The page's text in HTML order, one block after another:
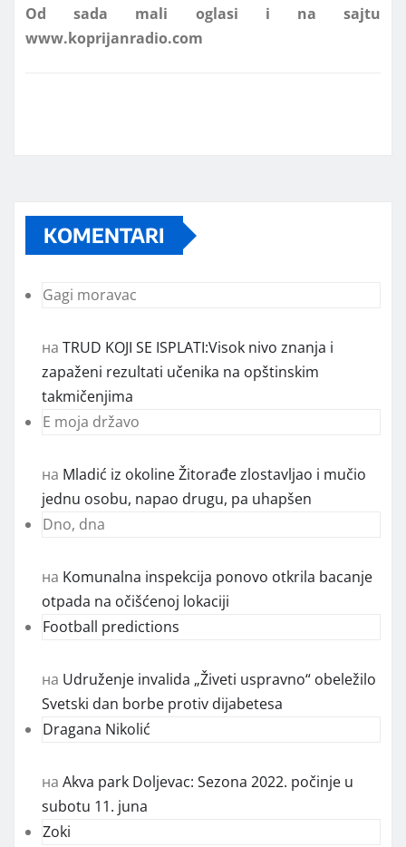
KOMENTARI
Gagi moravac
на TRUD KOJI SE ISPLATI:Visok nivo znanja i
zapaženi rezultati učenika na opštinskim
takmičenjima
E moja državo
на Mladić iz okoline Žitorađe zlostavljao i mučio
jednu osobu, napao drugu, pa uhapšen
Dno, dna
на Komunalna inspekcija ponovo otkrila bacanje
otpada na očišćenoj lokaciji
Football predictions
на Udruženje invalida „Živeti uspravno“ obeležilo
Svetski dan borbe protiv dijabetesa
Dragana Nikolić
на Akva park Doljevac: Sezona 2022. počinje u
subotu 11. juna
Zoki